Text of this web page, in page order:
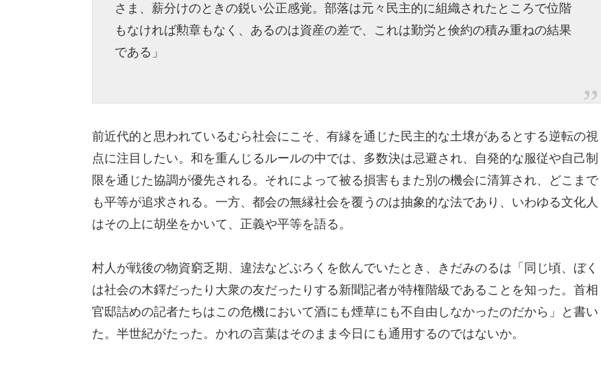
さま、薪分けのときの鋭い公正感覚。部落は元々民主的に組織されたところで位階
もなければ勲章もなく、あるのは資産の差で、これは勤労と倹約の積み重ねの結果
である」
前近代的と思われているむら社会にこそ、有縁を通じた民主的な土壌があるとする逆転の視
点に注目したい。和を重んじるルールの中では、多数決は忌避され、自発的な服従や自己制
限を通じた協調が優先される。それによって被る損害もまた別の機会に清算され、どこまで
も平等が追求される。一方、都会の無縁社会を覆うのは抽象的な法であり、いわゆる文化人
はその上に胡坐をかいて、正義や平等を語る。
村人が戦後の物資窮乏期、違法などぶろくを飲んでいたとき、きだみのるは「同じ頃、ぼく
は社会の木鐸だったり大衆の友だったりする新聞記者が特権階級であることを知った。首相
官邸詰めの記者たちはこの危機において酒にも煙草にも不自由しなかったのだから」と書い
た。半世紀がたった。かれの言葉はそのまま今日にも通用するのではないか。